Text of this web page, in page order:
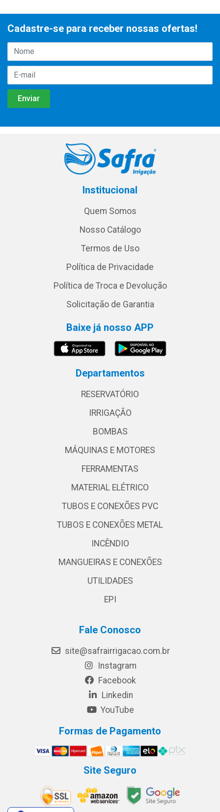
Cadastre-se para receber nossas ofertas!
Institucional
Quem Somos
Nosso Catálogo
Termos de Uso
Política de Privacidade
Política de Troca e Devolução
Solicitação de Garantia
Baixe já nosso APP
Departamentos
RESERVATÓRIO
IRRIGAÇÃO
BOMBAS
MÁQUINAS E MOTORES
FERRAMENTAS
MATERIAL ELÉTRICO
TUBOS E CONEXÕES PVC
TUBOS E CONEXÕES METAL
INCÊNDIO
MANGUEIRAS E CONEXÕES
UTILIDADES
EPI
Fale Conosco
site@safrairrigacao.com.br
Instagram
Facebook
Linkedin
YouTube
Formas de Pagamento
Site Seguro